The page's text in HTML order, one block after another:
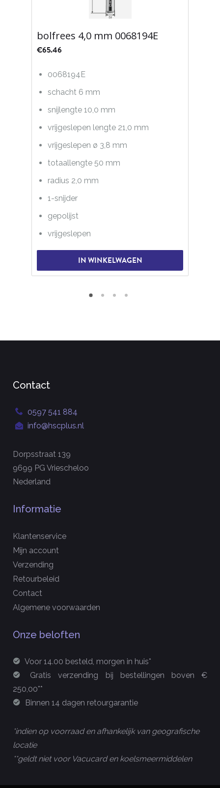
bolfrees 4,0 mm 0068194E
€65.46
0068194E
schacht 6 mm
snijlengte 10,0 mm
vrijgeslepen lengte 21,0 mm
vrijgeslepen ø 3,8 mm
totaallengte 50 mm
radius 2,0 mm
1-snijder
gepolijst
vrijgeslepen
IN WINKELWAGEN
Contact
0597 541 884
info@hscplus.nl
Dorpsstraat 139
9699 PG Vriescheloo
Nederland
Informatie
Klantenservice
Mijn account
Verzending
Retourbeleid
Contact
Algemene voorwaarden
Onze beloften
Voor 14.00 besteld, morgen in huis*
Gratis verzending bij bestellingen boven €
250,00**
Binnen 14 dagen retourgarantie
*indien op voorraad en afhankelijk van geografische
locatie
**geldt niet voor Vacucard en koelsmeermiddelen